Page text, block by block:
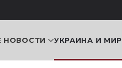
НОВОСТИ УКРАИНА И МИР